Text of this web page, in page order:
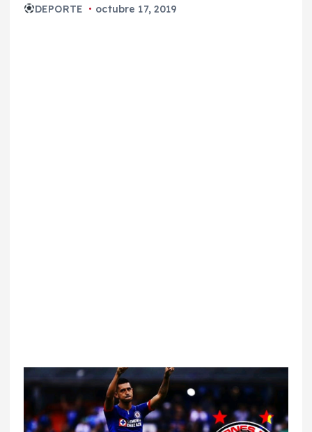
DEPORTE octubre 17, 2019